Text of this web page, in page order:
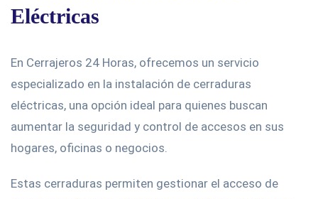
Eléctricas
En Cerrajeros 24 Horas, ofrecemos un servicio
especializado en la instalación de cerraduras
eléctricas, una opción ideal para quienes buscan
aumentar la seguridad y control de accesos en sus
hogares, oficinas o negocios.
Estas cerraduras permiten gestionar el acceso de